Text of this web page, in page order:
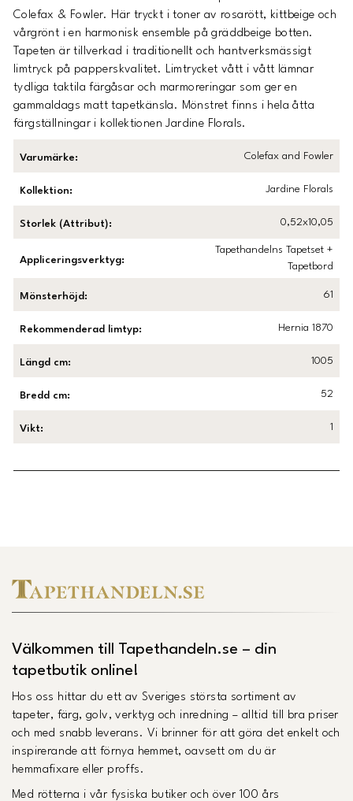
Colefax & Fowler. Här tryckt i toner av rosarött, kittbeige och
vårgrönt i en harmonisk ensemble på gräddbeige botten.
Tapeten är tillverkad i traditionellt och hantverksmässigt
limtryck på papperskvalitet. Limtrycket vått i vått lämnar
tydliga taktila färgåsar och marmoreringar som ger en
gammaldags matt tapetkänsla. Mönstret finns i hela åtta
färgställningar i kollektionen Jardine Florals.
Varumärke: Colefax and Fowler
Kollektion: Jardine Florals
Storlek (Attribut): 0,52x10,05
Appliceringsverktyg:
Tapethandelns Tapetset +
Tapetbord
Mönsterhöjd : 61
Rekommenderad limtyp: Hernia 1870
Längd cm: 1005
Bredd cm: 52
Vikt: 1
Välkommen till Tapethandeln.se – din
tapetbutik online!
Hos oss hittar du ett av Sveriges största sortiment av
tapeter, färg, golv, verktyg och inredning – alltid till bra priser
och med snabb leverans. Vi brinner för att göra det enkelt och
inspirerande att förnya hemmet, oavsett om du är
hemmafixare eller proffs.
Med rötterna i vår fysiska butiker och över 100 års